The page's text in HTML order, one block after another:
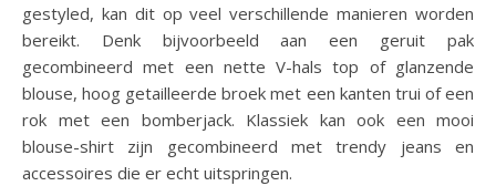
gestyled, kan dit op veel verschillende manieren worden
bereikt. Denk bijvoorbeeld aan een geruit pak
gecombineerd met een nette V-hals top of glanzende
blouse, hoog getailleerde broek met een kanten trui of een
rok met een bomberjack. Klassiek kan ook een mooi
blouse-shirt zijn gecombineerd met trendy jeans en
accessoires die er echt uitspringen.